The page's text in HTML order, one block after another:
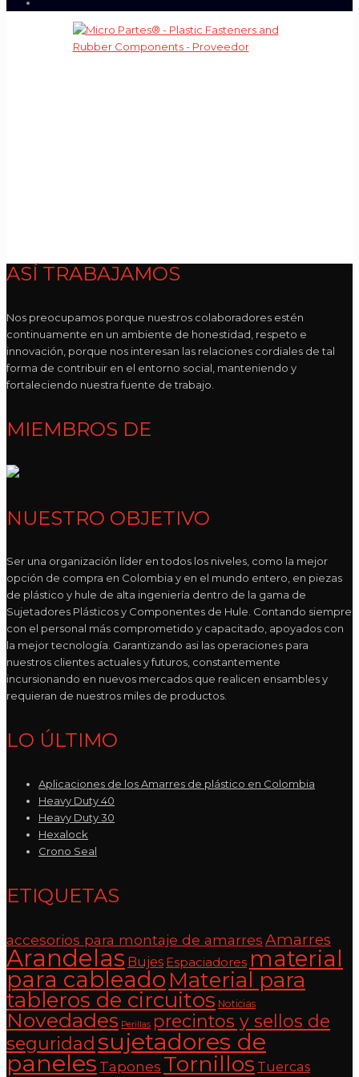
ASÍ TRABAJAMOS
Nos preocupamos porque nuestros colaboradores estén
continuamente en un ambiente de honestidad, respeto e
innovación, porque nos interesan las relaciones cordiales de tal
forma de contribuir en el entorno social, manteniendo y
fortaleciendo nuestra fuente de trabajo.
MIEMBROS DE
NUESTRO OBJETIVO
Ser una organización líder en todos los niveles, como la mejor
opción de compra en Colombia y en el mundo entero, en piezas
de plástico y hule de alta ingeniería dentro de la gama de
Sujetadores Plásticos y Componentes de Hule. Contando siempre
con el personal más comprometido y capacitado, apoyados con
la mejor tecnología. Garantizando asi las operaciones para
nuestros clientes actuales y futuros, constantemente
incursionando en nuevos mercados que realicen ensambles y
requieran de nuestros miles de productos.
LO ÚLTIMO
Aplicaciones de los Amarres de plástico en Colombia
Heavy Duty 40
Heavy Duty 30
Hexalock
Crono Seal
ETIQUETAS
accesorios para montaje de amarresAmarres
Arandelas Bujes Espaciadores material
para cableado Material para
tableros de circuitos Noticias
Novedades Perillas precintos y sellos de
seguridadsujetadores de
paneles Tapones Tornillos Tuercas